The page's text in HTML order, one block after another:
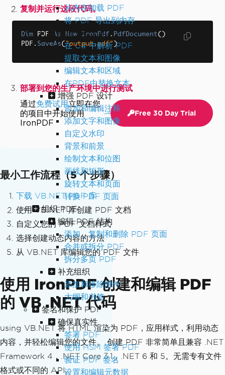
从内存加载 PDF
将 PDF 导出到内存
编辑文档文本
在 C# 中解析 PDF
提取文本和图像
编辑文本和区域
在PDF中替换文本
增强 PDF 设计
添加和编辑注释
添加文字和图像
自定义水印
背景和前景
绘制文本和位图
画线和矩形
旋转文本和页面
转换 PDF 页面
组织 PDF
编辑 PDF 结构
添加、复制和删除 PDF 页面
合并或拆分 PDF
拆分多页 PDF
补充组织
添加和移除附件
大纲和书签
签名和保护 PDF
确保真实性
签署 PDF
使用 HSM 签署 PDF
验证 PDF 签名
设置和编辑元数据
复制并运行这段代码。
Dim PDF As New IronPdf . PdfDocument()
PDF . SaveAs("output.pdf" )
部署到您的生产环境中进行测试
通过免费试用立即在您
的项目中开始使用
IronPDF
Free 30 Day Trial
最小工作流程（5 个步骤）
下载 VB.NET PDF 库
使用 VB.NET 库创建 PDF 文档
自定义您的 PDF 文档样式
选择创建动态内容的方法
从 VB.NET 库编辑您的 PDF 文件
使用 IronPDF 创建和编辑 PDF
的 VB .NET 代码
using VB.NET 将 HTML 渲染为 PDF，应用样式，利用动态
内容，并轻松编辑您的文件。 创建 PDF 非常简单且兼容 .NET
Framework 4，.NET Core 3.1，.NET 6 和 5。无需专有文件
格式或不同的 API。